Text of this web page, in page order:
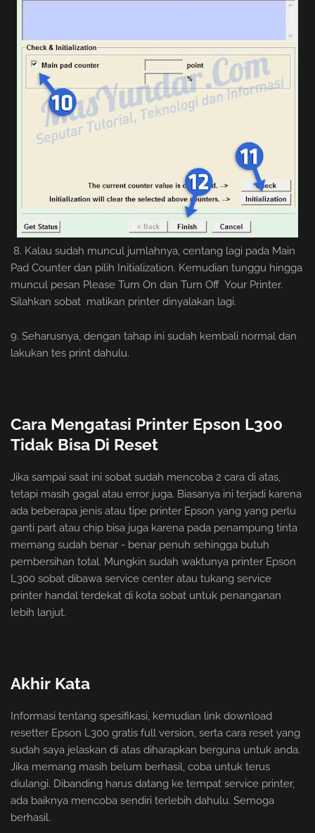
8. Kalau sudah muncul jumlahnya, centang lagi pada Main
Pad Counter dan pilih Initialization. Kemudian tunggu hingga
muncul pesan Please Turn On dan Turn Off Your Printer.
Silahkan sobat matikan printer dinyalakan lagi.
9. Seharusnya, dengan tahap ini sudah kembali normal dan
lakukan tes print dahulu.
Cara Mengatasi Printer Epson L300
Tidak Bisa Di Reset
Jika sampai saat ini sobat sudah mencoba 2 cara di atas,
tetapi masih gagal atau error juga. Biasanya ini terjadi karena
ada beberapa jenis atau tipe printer Epson yang yang perlu
ganti part atau chip bisa juga karena pada penampung tinta
memang sudah benar - benar penuh sehingga butuh
pembersihan total. Mungkin sudah waktunya printer Epson
L300 sobat dibawa service center atau tukang service
printer handal terdekat di kota sobat untuk penanganan
lebih lanjut.
Akhir Kata
Informasi tentang spesifikasi, kemudian link download
resetter Epson L300 gratis full version, serta cara reset yang
sudah saya jelaskan di atas diharapkan berguna untuk anda.
Jika memang masih belum berhasil, coba untuk terus
diulangi. Dibanding harus datang ke tempat service printer,
ada baiknya mencoba sendiri terlebih dahulu. Semoga
berhasil.